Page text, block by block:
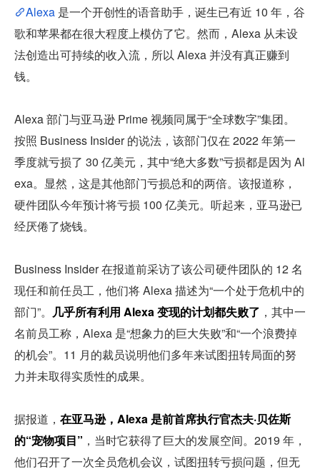
Alexa 是一个开创性的语音助手，诞生已有近 10 年，谷
歌和苹果都在很大程度上模仿了它。然而，Alexa 从未设
法创造出可持续的收入流，所以 Alexa 并没有真正赚到
钱。
Alexa 部门与亚马逊 Prime 视频同属于“全球数字”集团。
按照 Business Insider 的说法，该部门仅在 2022 年第一
季度就亏损了 30 亿美元，其中“绝大多数”亏损都是因为 Al
exa。显然，这是其他部门亏损总和的两倍。该报道称，
硬件团队今年预计将亏损 100 亿美元。听起来，亚马逊已
经厌倦了烧钱。
Business Insider 在报道前采访了该公司硬件团队的 12 名
现任和前任员工，他们将 Alexa 描述为“一个处于危机中的
部门”。 几乎所有利用 Alexa 变现的计划都失败了 ，其中一
名前员工称，Alexa 是“想象力的巨大失败”和“一个浪费掉
的机会”。11 月的裁员说明他们多年来试图扭转局面的努
力并未取得实质性的成果。
据报道， 在亚马逊，Alexa 是前首席执行官杰夫·贝佐斯
的“宠物项目” ，当时它获得了巨大的发展空间。2019 年，
他们召开了一次全员危机会议，试图扭转亏损问题，但无